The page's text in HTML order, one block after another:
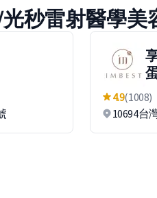
光秒雷射醫學
4.9(1008)
10694台